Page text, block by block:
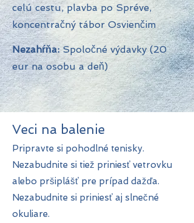
celú cestu, plavba po Spréve,
koncentračný tábor Osvienčim
Nezahŕňa:Spoločné výdavky (20
eur na osobu a deň)
Veci na balenie
Pripravte si pohodlné tenisky.
Nezabudnite si tiež priniesť vetrovku
alebo pršiplášť pre prípad dažďa.
Nezabudnite si priniesť aj slnečné
okuliare.